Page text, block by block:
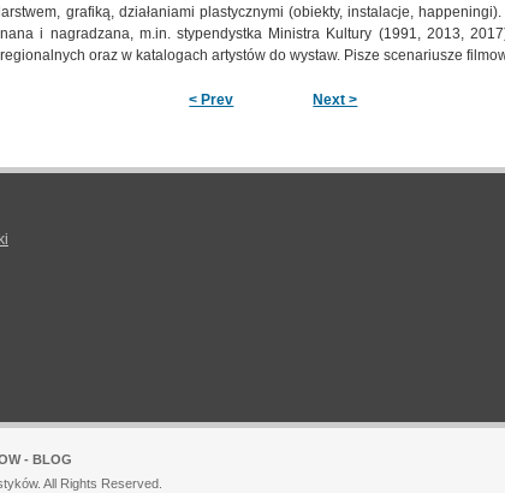
grafiką, działaniami plastycznymi (obiekty, instalacje,
i nagradzana, m.in. stypendystka Ministra Kultury (1991, 2013,
oraz w katalogach artystów do wystaw. Pisze scenariusze
< Prev Next >
- BLOG
All Rights Reserved.